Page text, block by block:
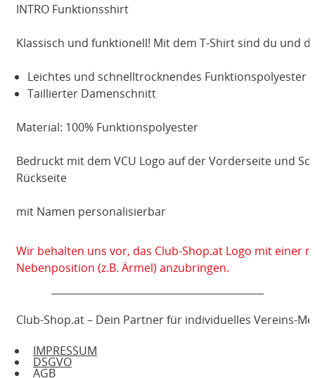
INTRO Funktionsshirt
Klassisch und funktionell! Mit dem T-Shirt sind du und
Leichtes und schnelltrocknendes Funktionspolyester
Taillierter Damenschnitt
Material: 100% Funktionspolyester
Bedruckt mit dem VCU Logo auf der Vorderseite und
Rückseite
mit Namen personalisierbar
Wir behalten uns vor, das Club-Shop.at Logo mit einer
Nebenposition (z.B. Ärmel) anzubringen.
Club-Shop.at – Dein Partner für individuelles Vereins-
IMPRESSUM
DSGVO
AGB